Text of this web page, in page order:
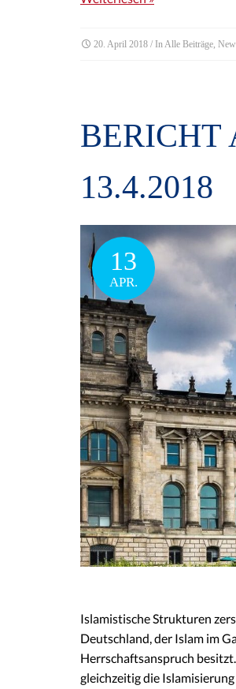
20. April 2018 / InAlle Beiträge,
BERICHT
13.4.2018
13
APR.
Islamistische Strukturen
Deutschland, der Islam im
Herrschaftsanspruch
gleichzeitig die